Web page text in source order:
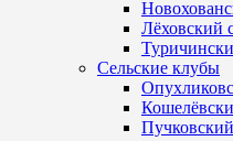
Лёховский
Сельские клубы